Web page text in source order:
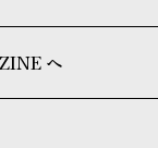
へ